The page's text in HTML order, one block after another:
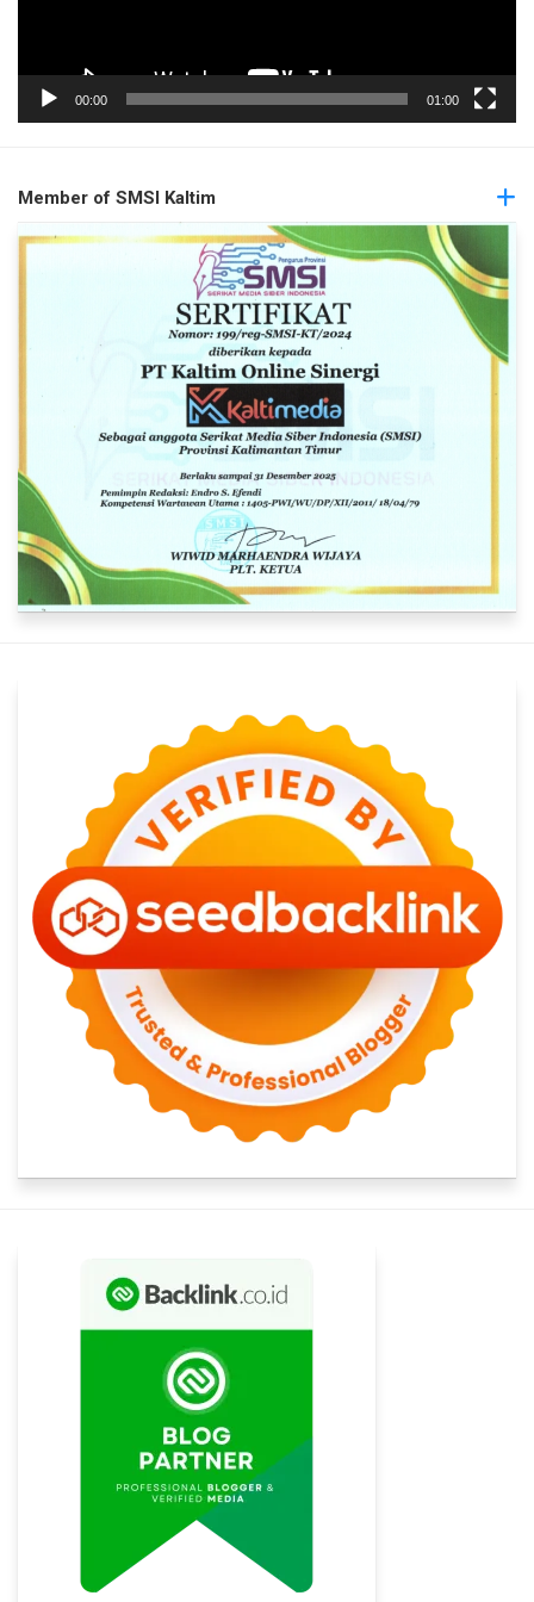
00:00 01:00
Member of SMSI Kaltim